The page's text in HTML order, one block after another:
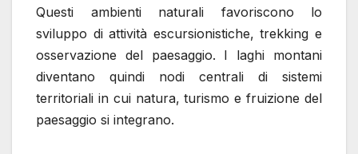
Questi ambienti naturali favoriscono lo
sviluppo di attività escursionistiche, trekking e
osservazione del paesaggio. I laghi montani
diventano quindi nodi centrali di sistemi
territoriali in cui natura, turismo e fruizione del
paesaggio si integrano.